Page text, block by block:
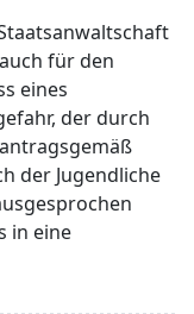
für den
eines
der durch
der Jugendliche
in eine